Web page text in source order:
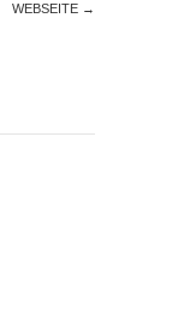
WEBSEITE →